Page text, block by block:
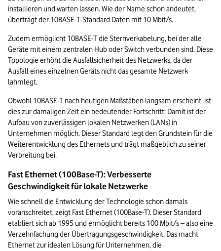
installieren und warten lassen. Wie der Name schon andeutet,
überträgt der 10BASE-T-Standard Daten mit 10 Mbit/s.
Zudem ermöglicht 10BASE-T die Sternverkabelung, bei der alle
Geräte mit einem zentralen Hub oder Switch verbunden sind. Diese
Topologie erhöht die Ausfallsicherheit des Netzwerks, da der
Ausfall eines einzelnen Geräts nicht das gesamte Netzwerk
lahmlegt.
Obwohl 10BASE-T nach heutigen Maßstäben langsam erscheint, ist
dies zur damaligen Zeit ein bedeutender Fortschritt: Damit ist der
Aufbau von zuverlässigen lokalen Netzwerken (LANs) in
Unternehmen möglich. Dieser Standard legt den Grundstein für die
Weiterentwicklung des Ethernets und trägt maßgeblich zu seiner
Verbreitung bei.
Fast Ethernet (100Base-T): Verbesserte
Geschwindigkeit für lokale Netzwerke
Wie schnell die Entwicklung der Technologie schon damals
voranschreitet, zeigt Fast Ethernet (100Base-T). Dieser Standard
etabliert sich ab 1995 und ermöglicht bereits 100 Mbit/s – also eine
Verzehnfachung der Übertragungsgeschwindigkeit. Das macht
Ethernet zur idealen Lösung für Unternehmen, die